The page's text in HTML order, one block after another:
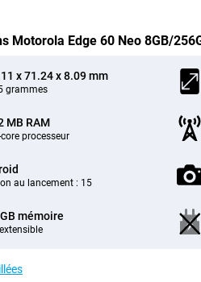
Motorola Edge 60 Neo 8GB/
x 71.24 x 8.09 mm
grammes
MB RAM
processeur
au lancement : 15
mémoire